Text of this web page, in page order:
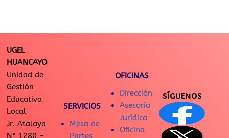
UGEL
HUANCAYO
Unidad de
Gestión
Educativa
Local
Jr. Atalaya
N° 1280 –
SERVICIOS
Mesa de
Partes
OFICINAS
Dirección
Asesoría
Jurídica
Oficina
SÍGUENOS